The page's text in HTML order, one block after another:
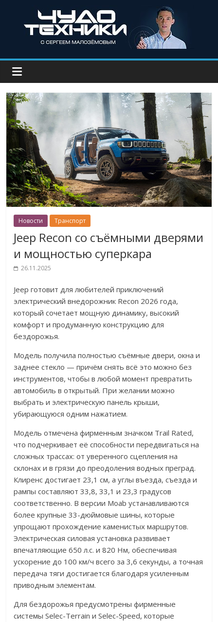
Новости Транспорт
Jeep Recon со съёмными дверями
и мощностью суперкара
26.11.2025
Jeep готовит для любителей приключений
электрический внедорожник Recon 2026 года,
который сочетает мощную динамику, высокий
комфорт и продуманную конструкцию для
бездорожья.
Модель получила полностью съёмные двери, окна и
заднее стекло — причём снять всё это можно без
инструментов, чтобы в любой момент превратить
автомобиль в открытый. При желании можно
выбрать и электрическую панель крыши,
убирающуюся одним нажатием.
Модель отмечена фирменным значком Trail Rated,
что подчеркивает её способности передвигаться на
сложных трассах: от уверенного сцепления на
склонах и в грязи до преодоления водных преград.
Клиренс достигает 23,1 см, а углы въезда, съезда и
рампы составляют 33,8, 33,1 и 23,3 градусов
соответственно. В версии Moab устанавливаются
более крупные 33-дюймовые шины, которые
упрощают прохождение каменистых маршрутов.
Электрическая силовая установка развивает
впечатляющие 650 л.с. и 820 Нм, обеспечивая
ускорение до 100 км/ч всего за 3,6 секунды, а точная
передача тяги достигается благодаря усиленным
приводным элементам.
Для бездорожья предусмотрены фирменные
системы Selec-Terrain и Selec-Speed, которые